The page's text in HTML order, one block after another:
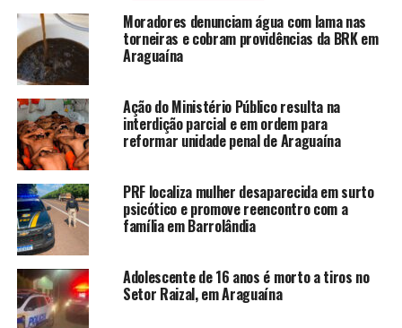
Moradores denunciam água com lama nas
torneiras e cobram providências da BRK em
Araguaína
Ação do Ministério Público resulta na
interdição parcial e em ordem para
reformar unidade penal de Araguaína
PRF localiza mulher desaparecida em surto
psicótico e promove reencontro com a
família em Barrolândia
Adolescente de 16 anos é morto a tiros no
Setor Raizal, em Araguaína